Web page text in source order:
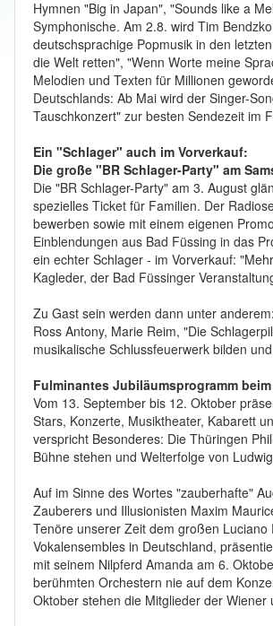
Hymnen "Big in Japan", "Sounds like a
Symphonische. Am 2.8. wird Tim
deutschsprachige Popmusik in den
die Welt retten", "Wenn Worte meine
Melodien und Texten für Millionen
Deutschlands: Ab Mai wird der Singer-
Tauschkonzert" zur besten Sendezeit im
Ein "Schlager" auch im Vorverkauf:
Die große "BR Schlager-Party" am
Die "BR Schlager-Party" am 3. August
spezielles Ticket für Familien. Der
bewerben sowie mit einem eigenen
Einblendungen aus Bad Füssing in das
ein echter Schlager - im Vorverkauf:
Kagleder, der Bad Füssinger
Zu Gast sein werden dann unter
Ross Antony, Marie Reim, "Die
musikalische Schlussfeuerwerk bilden
Fulminantes Jubiläumsprogramm
Vom 13. September bis 12. Oktober
Stars, Konzerte, Musiktheater, Kabarett
verspricht Besonderes: Die Thüringen
Bühne stehen und Welterfolge von
Auf im Sinne des Wortes "zauberhafte"
Zauberers und Illusionisten Maxim
Tenöre unserer Zeit dem großen
Vokalensembles in Deutschland,
mit seinem Nilpferd Amanda am 6.
berühmten Orchestern nie auf dem
Oktober stehen die Mitglieder der